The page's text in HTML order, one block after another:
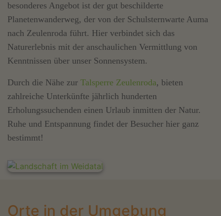
besonderes Angebot ist der gut beschilderte
Planetenwanderweg, der von der Schulsternwarte Auma
nach Zeulenroda führt. Hier verbindet sich das
Naturerlebnis mit der anschaulichen Vermittlung von
Kenntnissen über unser Sonnensystem.
Durch die Nähe zur Talsperre Zeulenroda, bieten
zahlreiche Unterkünfte jährlich hunderten
Erholungssuchenden einen Urlaub inmitten der Natur.
Ruhe und Entspannung findet der Besucher hier ganz
bestimmt!
Orte in der Umgebung